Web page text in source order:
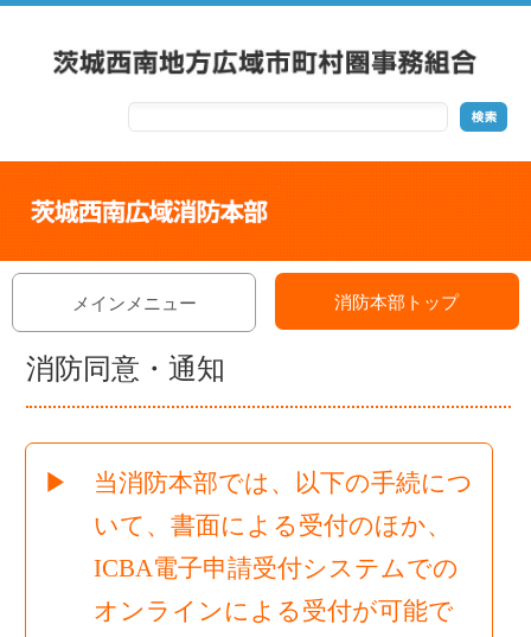
メインメニュー 消防本部トップ
消防同意・通知
▶ 当消防本部では、以下の手続につ
いて、書面による受付のほか、
ICBA電子申請受付システムでの
オンラインによる受付が可能で